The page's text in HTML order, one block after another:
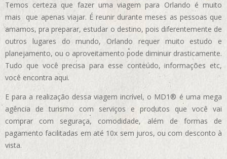
Temos certeza que fazer uma viagem para Orlando é muito
mais que apenas viajar. É reunir durante meses as pessoas que
amamos, pra preparar, estudar o destino, pois diferentemente de
outros lugares do mundo, Orlando requer muito estudo e
planejamento, ou o aproveitamento pode diminuir drasticamente.
Tudo que você precisa para esse conteúdo, informações etc,
você encontra aqui.
E para a realização dessa viagem incrível, o MD1® é uma mega
agência de turismo com serviços e produtos que você vai
comprar com seguraça, comodidade, além de formas de
pagamento facilitadas em até 10x sem juros, ou com desconto à
vista.